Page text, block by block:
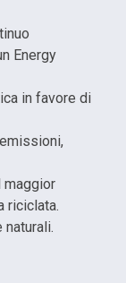
Energy
in favore di
riciclata.